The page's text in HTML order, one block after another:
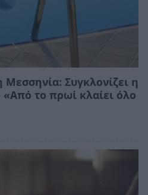
Μεσσηνία: Συγκλονίζει η
το πρωί κλαίει όλο